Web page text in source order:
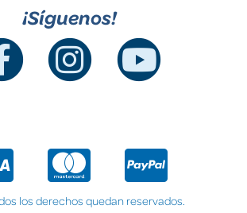
¡Síguenos!
los derechos quedan reservados.